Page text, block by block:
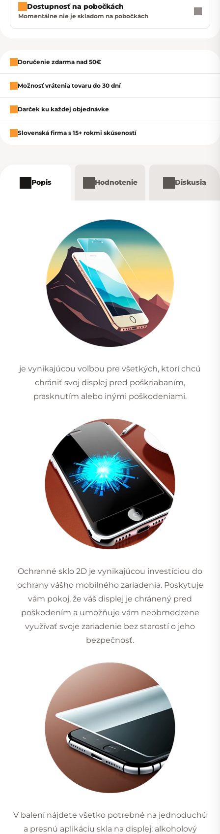
Zavrieť
Dostupnosť na pobočkách
Momentálne nie je skladom na pobočkách
Doručenie zdarma nad 50€
Možnosť vrátenia tovaru do 30 dní
Darček ku každej objednávke
Slovenská firma s 15+ rokmi skúseností
Popis Hodnotenie Diskusia
je vynikajúcou voľbou pre všetkých, ktorí chcú
chrániť svoj displej pred poškriabaním,
prasknutím alebo inými poškodeniami.
Ochranné sklo 2D je vynikajúcou investíciou do
ochrany vášho mobilného zariadenia. Poskytuje
vám pokoj, že váš displej je chránený pred
poškodením a umožňuje vám neobmedzene
využívať svoje zariadenie bez starostí o jeho
bezpečnosť.
V balení nájdete všetko potrebné na jednoduchú
a presnú aplikáciu skla na displej: alkoholový